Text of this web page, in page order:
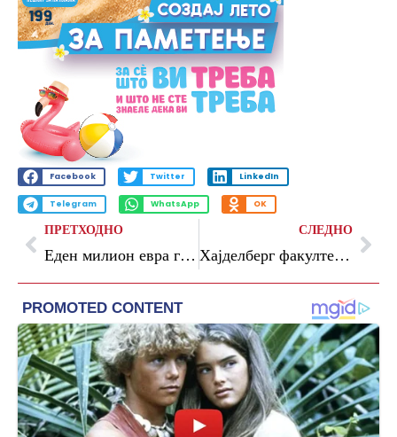
Facebook Twitter LinkedIn
Telegram WhatsApp OK
ПРЕТХОДНО
Еден милион евра грант од Кралството Шпанија за Охридско езеро
СЛЕДНО
Хајделберг факултетот се доближува до идните академски граѓани: Започна караван низ средните училишта во Македонија